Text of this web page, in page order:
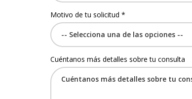
Motivo de tu solicitud *
Cuéntanos más detalles sobre tu consulta